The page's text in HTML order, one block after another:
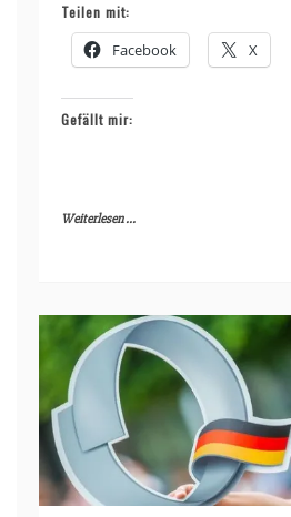
Teilen mit:
Facebook X
Gefällt mir:
Weiterlesen ...